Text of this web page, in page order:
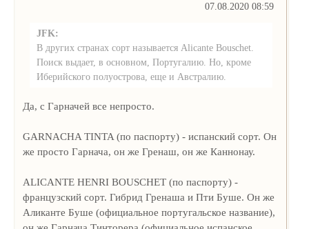
07.08.2020 08:59
JFK:
В других странах сорт называется Alicante Bouschet.
Поиск выдает, в основном, Португалию. Но, кроме
Иберийского полуострова, еще и Австралию.
Да, с Гарначей все непросто.
GARNACHA TINTA (по паспорту) - испанский сорт. Он
же просто Гарнача, он же Гренаш, он же Каннонау.
ALICANTE HENRI BOUSCHET (по паспорту) -
французский сорт. Гибрид Гренаша и Пти Буше. Он же
Аликанте Буше (официальное португальское название),